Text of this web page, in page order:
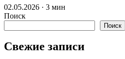
02.05.2026 · 3 мин
Поиск
Поиск
Свежие записи